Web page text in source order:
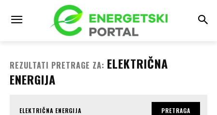
REZULTATI PRETRAGE ZA: ELEKTRIČNA
ENERGIJA
PRETRAGA